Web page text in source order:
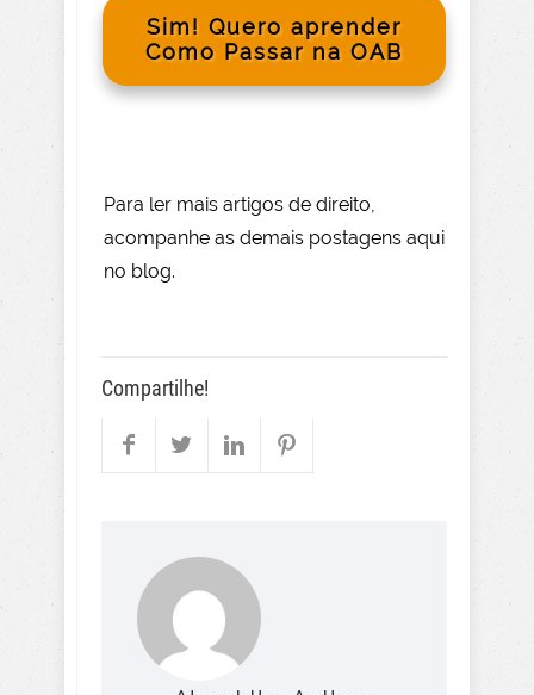
Sim! Quero aprender
Como Passar na OAB
Para ler mais artigos de direito,
acompanhe as demais postagens aqui
no blog.
Compartilhe!